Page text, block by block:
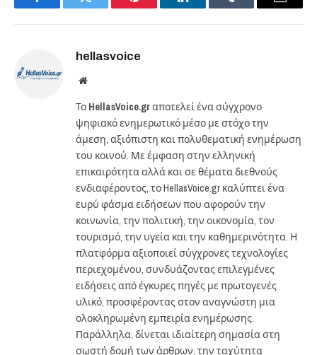
FacebookTwitter Pinterest LinkedInTumblr Email
hellasvoice
Website
Το HellasVoice.grαποτελεί ένα σύγχρονο
ψηφιακό ενημερωτικό μέσο με στόχο την
άμεση, αξιόπιστη και πολυθεματική ενημέρωση
του κοινού. Με έμφαση στην ελληνική
επικαιρότητα αλλά και σε θέματα διεθνούς
ενδιαφέροντος, το HellasVoice.gr καλύπτει ένα
ευρύ φάσμα ειδήσεων που αφορούν την
κοινωνία, την πολιτική, την οικονομία, τον
τουρισμό, την υγεία και την καθημερινότητα. Η
πλατφόρμα αξιοποιεί σύγχρονες τεχνολογίες
περιεχομένου, συνδυάζοντας επιλεγμένες
ειδήσεις από έγκυρες πηγές με πρωτογενές
υλικό, προσφέροντας στον αναγνώστη μια
ολοκληρωμένη εμπειρία ενημέρωσης.
Παράλληλα, δίνεται ιδιαίτερη σημασία στη
σωστή δομή των άρθρων, την ταχύτητα